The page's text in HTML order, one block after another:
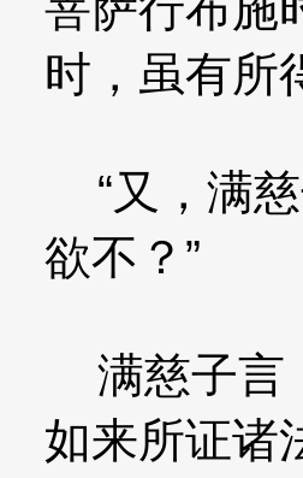
时，虽有所
“又，满慈
欲不？”
满慈子言
如来所证诸